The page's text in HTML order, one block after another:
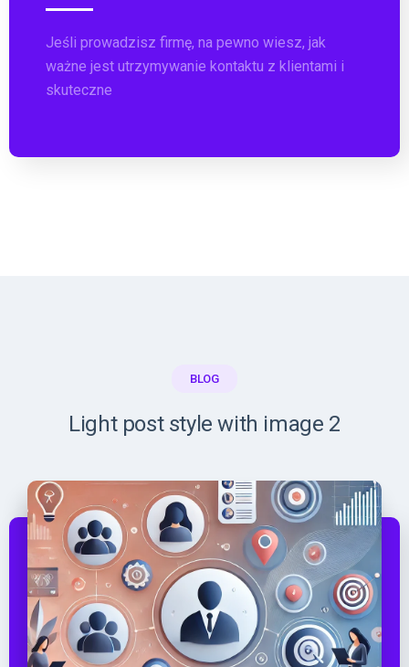
Jeśli prowadzisz firmę, na pewno wiesz, jak
ważne jest utrzymywanie kontaktu z klientami i
skuteczne
BLOG
Light post style with image 2